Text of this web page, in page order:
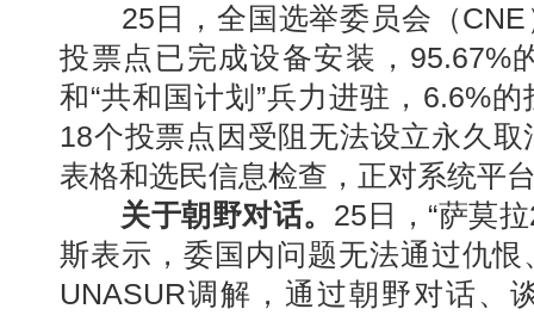
25日，全国选举委员会（CNE
投票点已完成设备安装，95.67%
和“共和国计划”兵力进驻，6.6%
18个投票点因受阻无法设立永久
表格和选民信息检查，正对系统平
关于朝野对话。 25日，“萨莫
斯表示，委国内问题无法通过仇
UNASUR调解，通过朝野对话、